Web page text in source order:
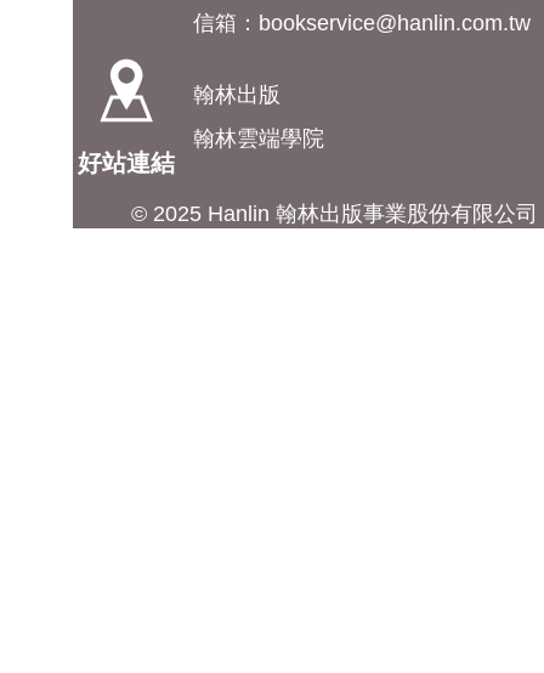
信箱： bookservice@hanlin.com.tw
好站連結
翰林出版
翰林雲端學院
© 2025 Hanlin 翰林出版事業股份有限公司